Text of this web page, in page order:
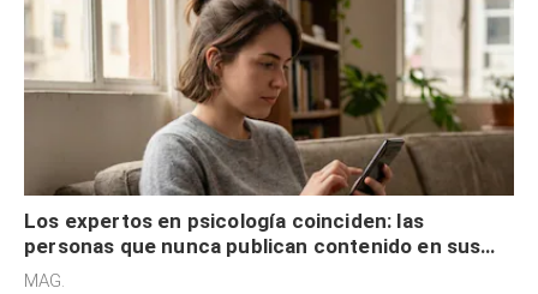
Los expertos en psicología coinciden: las
personas que nunca publican contenido en sus
redes sociales no pretenden buscar validación
MAG.